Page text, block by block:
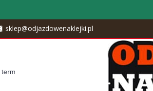
sklep@odjazdowenaklejki.pl